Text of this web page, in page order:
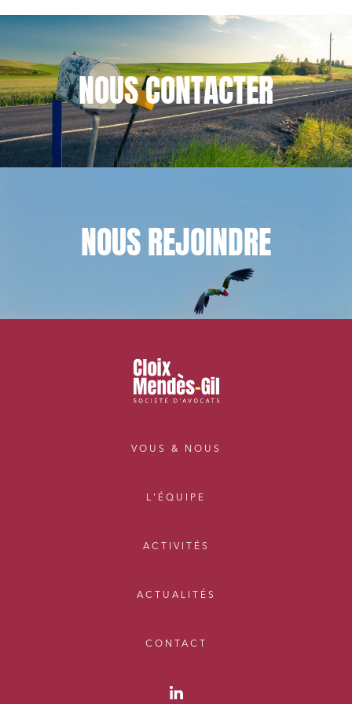
NOUSCONTACTER
NOUSREJOINDRE
VOUS & NOUS
L'ÉQUIPE
ACTIVITÉS
ACTUALITÉS
CONTACT